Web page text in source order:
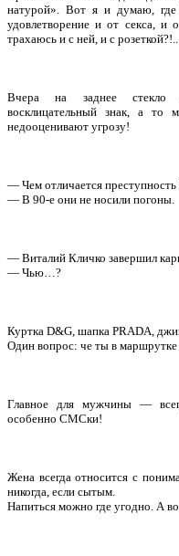
натурой». Вот я и думаю, где
удовлетворение и от секса, и
трахаюсь и с ней, и с розеткой?!..
Вчера на заднее стекло
восклицательный знак, а то
недооценивают угрозу!
— Чем отличается
— В 90-е они не носили погоны.
— Виталий Кличко завершил
— Чью…?
Куртка D&G, шапка РRАDА,
Один вопрос: че ты в маршрутке
Главное для мужчины —
особенно СМСки!
Жена всегда относится с
никогда, если сытым.
Напиться можно где угодно. А